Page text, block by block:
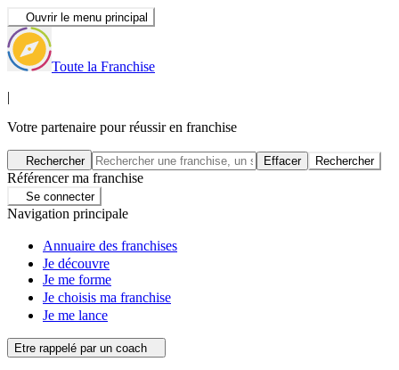
Ouvrir le menu principal
Toute la Franchise
|
Votre partenaire pour réussir en franchise
Rechercher Effacer Rechercher
Référencer ma franchise
Se connecter
Navigation principale
Annuaire des franchises
Je découvre
Je me forme
Je choisis ma franchise
Je me lance
Etre rappelé par un coach